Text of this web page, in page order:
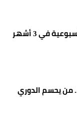
في 3 أشهر
من يحسم الدوري